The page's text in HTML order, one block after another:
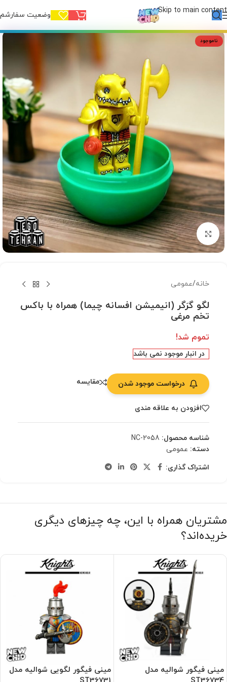
Skip to main content وضعیت
ناموجود
بزرگنمایی تصویر
خانه/عمومی
لگو گرَگر (انیمیشن افسانه چیما) همراه با باکس
تخم مرغی
تموم شد!
در انبار موجود نمی باشد
درخواست موجود شدن مقایسه
افزودن به علاقه مندی
شناسه محصول: NC-2058
دسته: عمومی
اشتراک گذاری:
مشتریان همراه با این، چه چیزهای دیگری
خریده‌اند؟
مینی فیگور شوالیه مدل
مینی فیگور لگویی شوالیه مدل